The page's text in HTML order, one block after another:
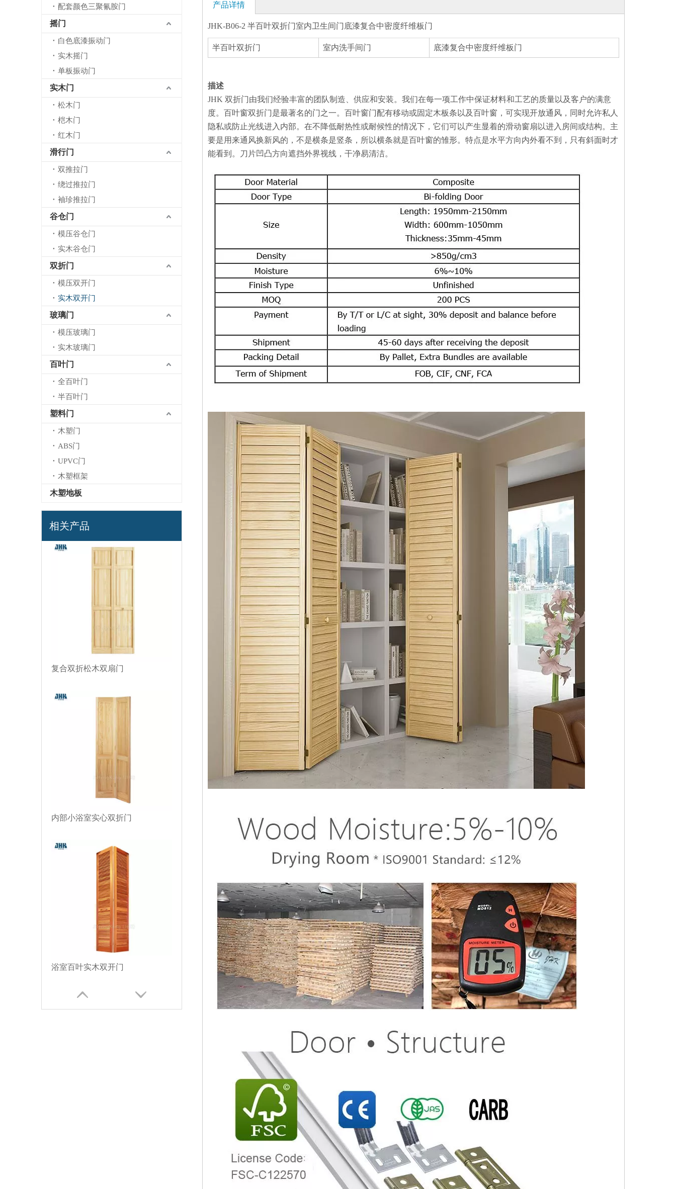
配套颜色三聚氰胺门
摇门
白色底漆振动门
实木摇门
单板振动门
实木门
松木门
桤木门
红木门
滑行门
双推拉门
绕过推拉门
袖珍推拉门
谷仓门
模压谷仓门
实木谷仓门
双折门
模压双开门
实木双开门
玻璃门
模压玻璃门
实木玻璃门
百叶门
全百叶门
半百叶门
塑料门
木塑门
ABS门
UPVC门
木塑框架
木塑地板
相关产品
复合双折松木双扇门
内部小浴室实心双折门
浴室百叶实木双开门
产品详情
JHK-B06-2 半百叶双折门室内卫生间门底漆复合中密度纤维板门
半百叶双折门 室内洗手间门 底漆复合中密度纤维板门
描述
JHK 双折门由我们经验丰富的团队制造、供应和安装。我们在每一项工作中保证材料和工艺的质量以及客户的满意
度。百叶窗双折门是最著名的门之一。百叶窗门配有移动或固定木板条以及百叶窗，可实现开放通风，同时允许私人
隐私或防止光线进入内部。在不降低耐热性或耐候性的情况下，它们可以产生显着的滑动窗扇以进入房间或​​结构。主
要是用来通风换新风的，不是横条是竖条，所以横条就是百叶窗的雏形。特点是水平方向内外看不到，只有斜面时才
能看到。刀片凹凸方向遮挡外界视线，干净易清洁。